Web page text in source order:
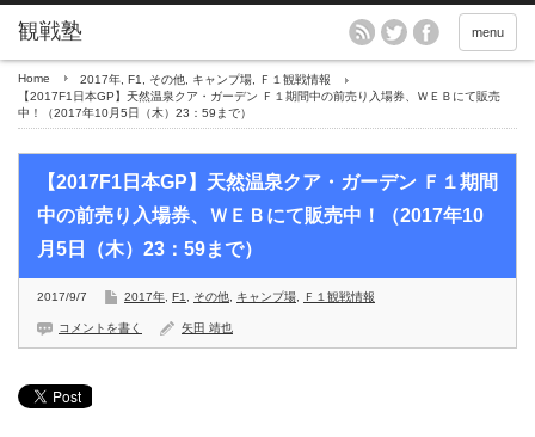
menu
Home 2017年 F1 その他 キャンプ場
Ｆ１観戦情報
【2017F1日本GP】天然温泉クア・ガーデン Ｆ１期間中の前売り入場券、ＷＥＢにて販売
中！（2017年10月5日（木）23：59まで）
【2017F1日本GP】天然温泉クア・ガーデン Ｆ１期間
中の前売り入場券、ＷＥＢにて販売中！（2017年10
月5日（木）23：59まで）
2017/9/7 2017年 F1 その他 キャンプ場 Ｆ１観戦情報
コメントを書く 矢田 靖也